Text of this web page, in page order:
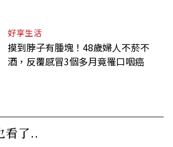
好享生活
摸到脖子有腫塊！48歲婦人不菸不
酒，反覆感冒3個多月竟罹口咽癌
看了..